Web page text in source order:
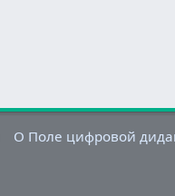
О Поле цифровой